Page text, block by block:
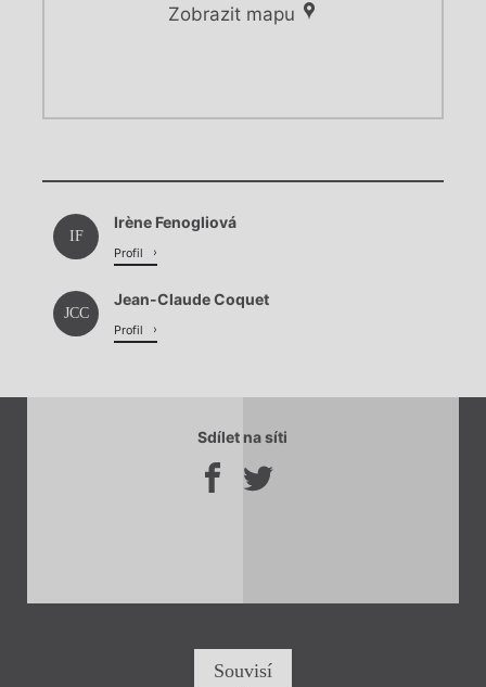
Zobrazit mapu
Načítá se.
Chviličku.
Načítá se.
IF
Irène Fenogliová
Profil
JCC
Jean-Claude Coquet
Profil
Sdílet na síti
Souvisí